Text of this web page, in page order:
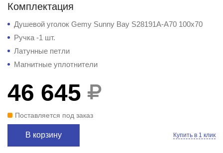
Комплектация
Душевой уголок Gemy Sunny Bay S28191A-A70 100x70
Ручка -1 шт.
Латунные петли
Магнитные уплотнители
46 645
Поставляется под заказ
В корзину Купить в 1 клик